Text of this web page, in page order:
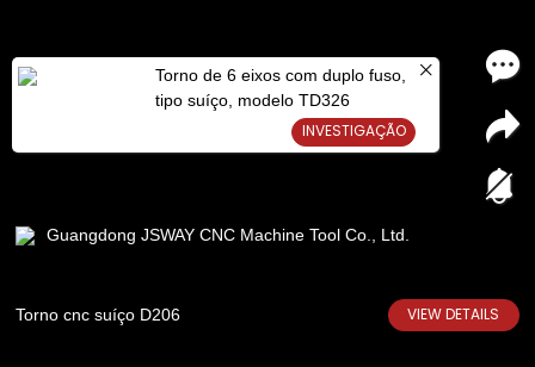
Guangdong JSWAY CNC Machine Tool Co., Ltd.
Torno cnc suíço D206 VIEW DETAILS
Torno de 6 eixos com duplo fuso,
tipo suíço, modelo TD326
INVESTIGAÇÃO